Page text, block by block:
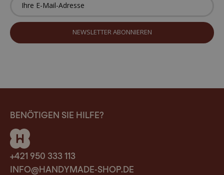
BENÖTIGEN SIE HILFE?
+421 950 333 113
INFO@HANDYMADE-SHOP.DE